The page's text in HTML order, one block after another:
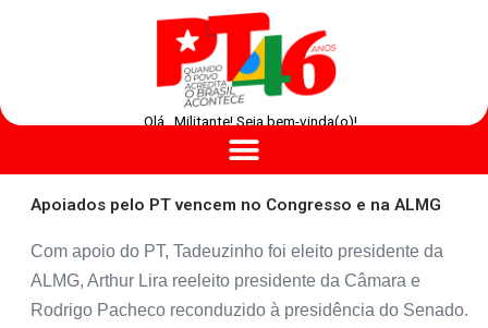
Olá , Militante! Seja bem-vinda(o)!
Apoiados pelo PT vencem no Congresso e na ALMG
Com apoio do PT, Tadeuzinho foi eleito presidente da
ALMG, Arthur Lira reeleito presidente da Câmara e
Rodrigo Pacheco reconduzido à presidência do Senado.